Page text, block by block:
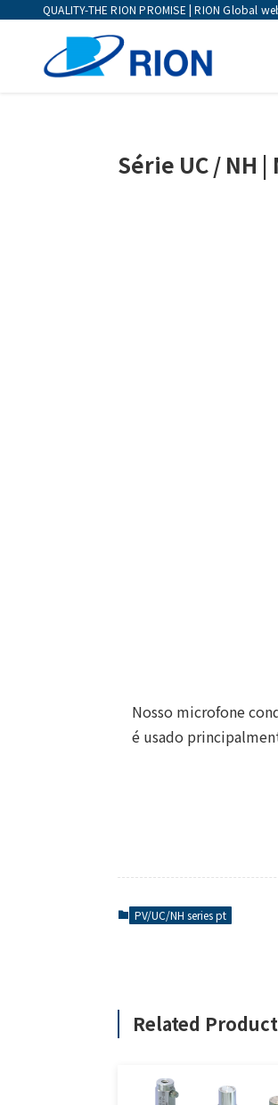
QUALITY-THE RION PROMISE | RION Global
Série UC / NH
Nosso microfone
é usado
PV/UC/NH series pt
Related